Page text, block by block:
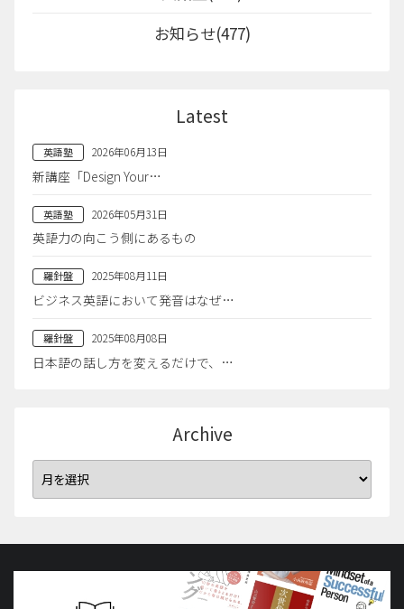
お知らせ(477)
Latest
英語塾 2026年06月13日
新講座「Design Your…
英語塾 2026年05月31日
英語力の向こう側にあるもの
羅針盤 2025年08月11日
ビジネス英語において発音はなぜ…
羅針盤 2025年08月08日
日本語の話し方を変えるだけで、…
Archive